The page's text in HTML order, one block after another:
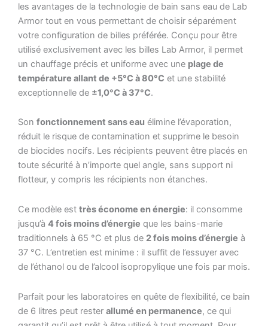
les avantages de la technologie de bain sans eau de Lab
Armor tout en vous permettant de choisir séparément
votre configuration de billes préférée. Conçu pour être
utilisé exclusivement avec les billes Lab Armor, il permet
un chauffage précis et uniforme avec une plage de
température allant de +5°C à 80°C et une stabilité
exceptionnelle de ±1,0°C à 37°C.
Son fonctionnement sans eau élimine l’évaporation,
réduit le risque de contamination et supprime le besoin
de biocides nocifs. Les récipients peuvent être placés en
toute sécurité à n’importe quel angle, sans support ni
flotteur, y compris les récipients non étanches.
Ce modèle est très économe en énergie: il consomme
jusqu’à 4 fois moins d’énergie que les bains-marie
traditionnels à 65 °C et plus de 2 fois moins d’énergie à
37 °C. L’entretien est minime : il suffit de l’essuyer avec
de l’éthanol ou de l’alcool isopropylique une fois par mois.
Parfait pour les laboratoires en quête de flexibilité, ce bain
de 6 litres peut rester allumé en permanence, ce qui